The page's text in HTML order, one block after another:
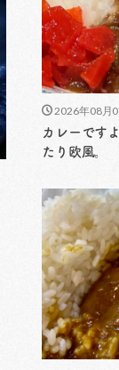
2026年08月
カレーです
たり欧風。